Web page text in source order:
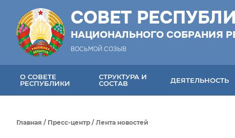
СОВЕТ
НАЦИОНАЛЬНОГО СОБРАНИЯ
ВОСЬМОЙ СОЗЫВ
О СОВЕТЕ
РЕСПУБЛИКИ
СТРУКТУРА И
СОСТАВ
ДЕЯТЕЛЬНОСТЬ
Главная / Пресс-центр / Лента новостей